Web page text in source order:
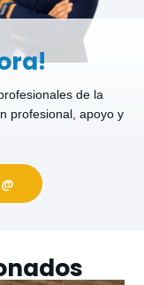
de la
profesional, apoyo y